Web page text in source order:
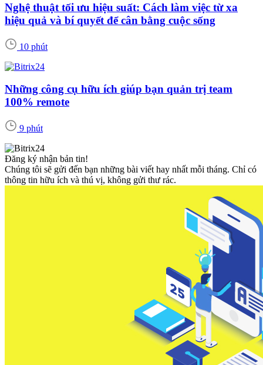
Nghệ thuật tối ưu hiệu suất: Cách làm việc từ xa
hiệu quả và bí quyết để cân bằng cuộc sống
10 phút
Những công cụ hữu ích giúp bạn quản trị team
100% remote
9 phút
Đăng ký nhận bản tin!
Chúng tôi sẽ gửi đến bạn những bài viết hay nhất mỗi tháng. Chỉ có
thông tin hữu ích và thú vị, không gửi thư rác.